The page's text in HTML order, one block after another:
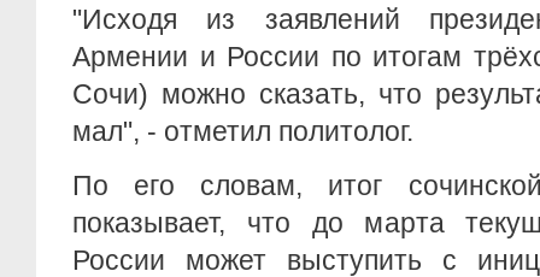
"Исходя из заявлений
Армении и России по итогам
Сочи) можно сказать, что
мал", - отметил политолог.
По его словам, итог
показывает, что до марта
России может выступить с